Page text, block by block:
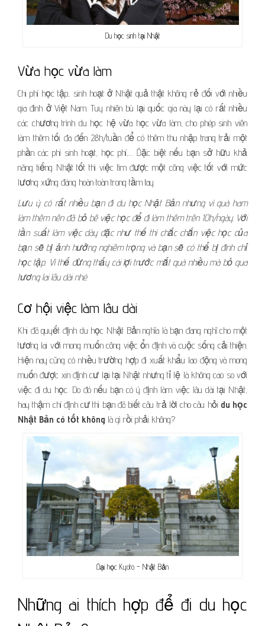
Du học sinh tại Nhật
Vừa học vừa làm
Chi phí học tập, sinh hoạt ở Nhật quả thật không rẻ đối với nhiều
gia đình ở Việt Nam. Tuy nhiên bù lại quốc gia này lại có rất nhiều
các chương trình du học hệ vừa học vừa làm, cho phép sinh viên
làm thêm tối đa đến 28h/tuần để có thêm thu nhập trang trải một
phần các phí sinh hoạt, học phí,… Đặc biệt nếu bạn sở hữu khả
năng tiếng Nhật tốt thì việc tìm được một công việc tốt với mức
lương xứng đáng hoàn toàn trong tầm tay.
Lưu ý: có rất nhiều bạn đi du học Nhật Bản nhưng vì quá ham
làm thêm nên đã bỏ bê việc học để đi làm thêm trên 10h/ngày. Với
tần suất làm việc dày đặc như thế thì chắc chắn việc học của
bạn sẽ bị ảnh hưởng nghiêm trọng và bạn sẽ có thể bị đình chỉ
học tập. Vì thế đừng thấy cái lợi trước mắt quá nhiều mà bỏ qua
tương lai lâu dài nhé.
Cơ hội việc làm lâu dài
Khi đã quyết định du học Nhật Bản nghĩa là bạn đang nghĩ cho một
tương lai với mong muốn công việc ổn định và cuộc sống cải thiện.
Hiện nay cũng có nhiều trường hợp đi xuất khẩu lao động và mong
muốn được xin định cư lại tại Nhật nhưng tỉ lệ là không cao so với
việc đi du học. Do đó nếu bạn có ý định làm việc lâu dài tại Nhật,
hay thậm chí định cư thì bạn đã biết câu trả lời cho câu hỏi du học
Nhật Bản có tốt không là gì rồi phải không?
Đại học Kyoto – Nhật Bản
Những ai thích hợp để đi du học